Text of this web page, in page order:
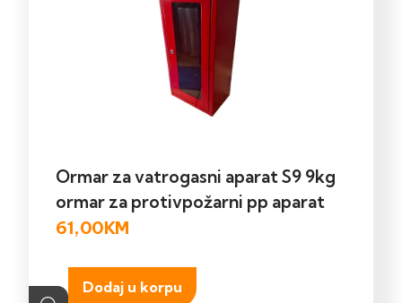
Ormar za vatrogasni aparat S9 9kg
ormar za protivpožarni pp aparat
61,00KM
Dodaj u korpu